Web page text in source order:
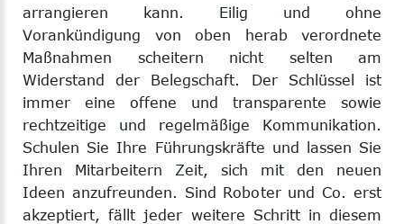
arrangieren kann. Eilig und ohne
Vorankündigung von oben herab verordnete
Maßnahmen scheitern nicht selten am
Widerstand der Belegschaft. Der Schlüssel ist
immer eine offene und transparente sowie
rechtzeitige und regelmäßige Kommunikation.
Schulen Sie Ihre Führungskräfte und lassen Sie
Ihren Mitarbeitern Zeit, sich mit den neuen
Ideen anzufreunden. Sind Roboter und Co. erst
akzeptiert, fällt jeder weitere Schritt in diesem